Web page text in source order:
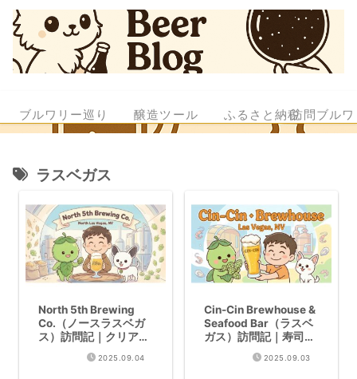
ブルワリー巡り 醸造ツール ふるさと納税訪問ブル
ラスベガス
North 5th Brewing
Co.（ノースラスベガ
ス）訪問記｜クリア
IPAが光るラスベガス
2025.09.04
Cin-Cin Brewhouse &
Seafood Bar（ラスベ
ガス）訪問記｜寿司×
クラフトビール体験
2025.09.03